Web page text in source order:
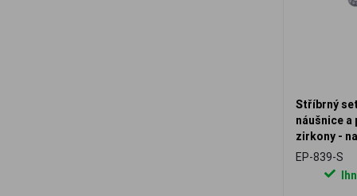
Stříbrný
náušnice a
zirkony -
EP-839-S